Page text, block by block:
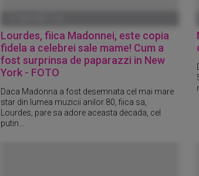
Lourdes, fiica Madonnei, este copia
fidela a celebrei sale mame! Cum a
fost surprinsa de paparazzi in New
York - FOTO
Daca Madonna a fost desemnata cel mai mare
star din lumea muzicii anilor 80, fiica sa,
Lourdes, pare sa adore aceasta decada, cel
putin...